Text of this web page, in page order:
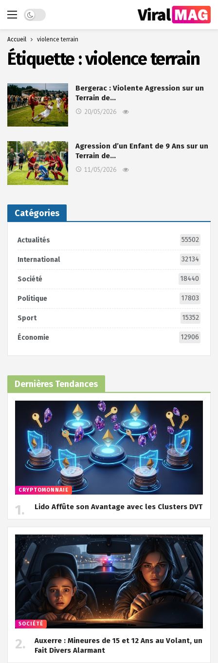
Dark mode
Accueil violence terrain
Étiquette :violence terrain
Bergerac : Violente Agression sur un
Terrain de…
20/05/2026
Agression d’un Enfant de 9 Ans sur un
Terrain de…
11/05/2026
Catégories
Actualités 55502
International 32134
Société 18440
Politique 17803
Sport 15352
Économie 12906
Dernières Tendances
CRYPTOMONNAIE
Lido Affûte son Avantage avec les Clusters DVT
SOCIÉTÉ
Auxerre : Mineures de 15 et 12 Ans au Volant, un
Fait Divers Alarmant